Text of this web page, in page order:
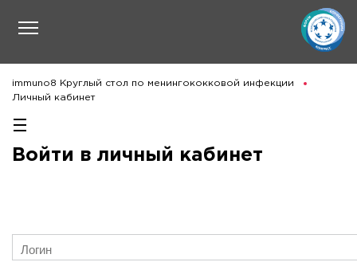
immuno8 Круглый стол по менингококковой инфекции
Личный кабинет
Войти в личный кабинет